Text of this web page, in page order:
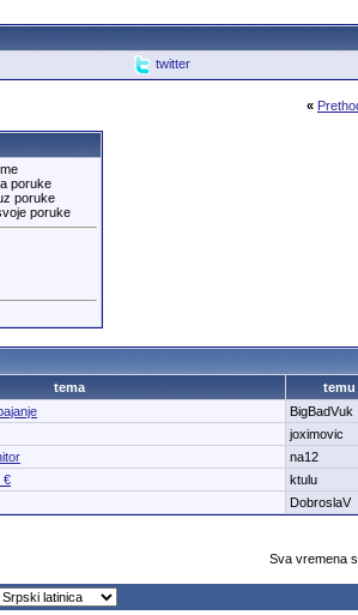
twitter
«
poruke
poruke
poruke
tema
temu
BigBadVuk
joximovic
na12
€
ktulu
DobroslaV
Sva vremena